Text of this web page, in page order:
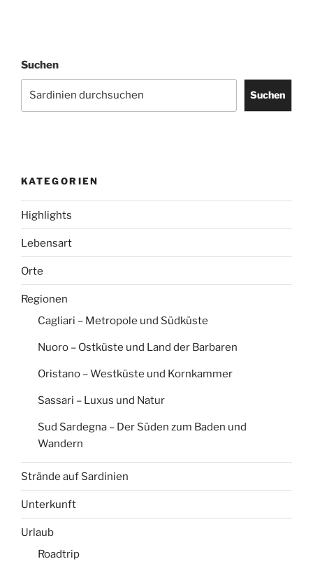
Suchen
Suchen
KATEGORIEN
Highlights
Lebensart
Orte
Regionen
Cagliari – Metropole und Südküste
Nuoro – Ostküste und Land der Barbaren
Oristano – Westküste und Kornkammer
Sassari – Luxus und Natur
Sud Sardegna – Der Süden zum Baden und
Wandern
Strände auf Sardinien
Unterkunft
Urlaub
Roadtrip